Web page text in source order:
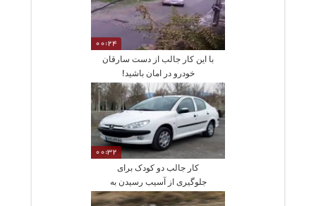
00:24
با این کار جالب از دست سارقان
خودرو در امان باشید!
00:32
کار جالب دو کودک برای
جلوگیری از آسیب رسیدن به
خودروها